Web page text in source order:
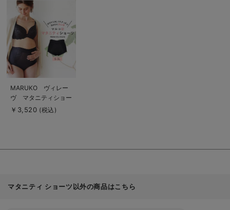
る
商
品
詳
を
MARUKO ヴィレー
ヴ マタニティショー
ツ
￥3,520 (税込)
マタニティ ショーツ以外の商品はこちら